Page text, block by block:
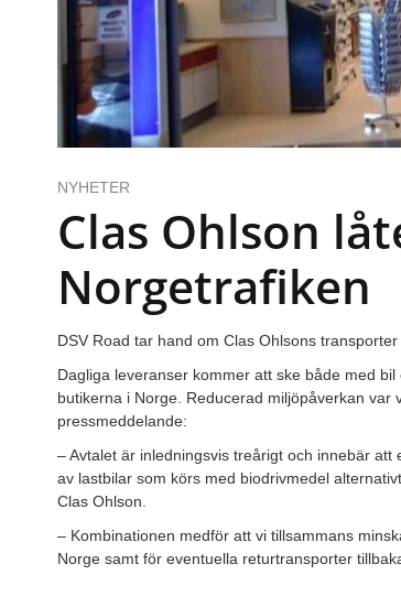
NYHETER
Clas Ohlson
Norgetrafiken
DSV Road tar hand om Clas Ohlsons
Dagliga leveranser kommer att ske både med
butikerna i Norge. Reducerad miljöpåverkan
pressmeddelande:
– Avtalet är inledningsvis treårigt och innebär
av lastbilar som körs med biodrivmedel
Clas Ohlson.
– Kombinationen medför att vi tillsammans
Norge samt för eventuella returtransporter